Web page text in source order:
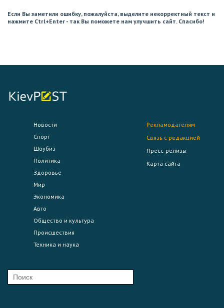
Если Вы заметили ошибку, пожалуйста, выделите некорректный текст и
нажмите Ctrl+Enter - так Вы поможете нам улучшить сайт. Спасибо!
Новости
Спорт
Шоубиз
Политика
Здоровье
Мир
Экономика
Авто
Общество и культура
Происшествия
Техника и наука
Рекламодателям
Связь с редакцией
Пресс-релизы
Карта сайта